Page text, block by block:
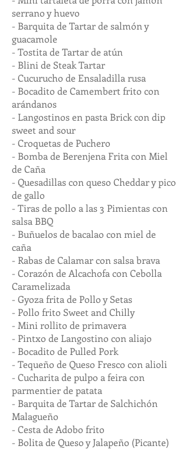
serrano y huevo
- Barquita de Tartar de salmón y
guacamole
- Tostita de Tartar de atún
- Blini de Steak Tartar
- Cucurucho de Ensaladilla rusa
- Bocadito de Camembert frito con
arándanos
- Langostinos en pasta Brick con dip
sweet and sour
- Croquetas de Puchero
- Bomba de Berenjena Frita con Miel
de Caña
- Quesadillas con queso Cheddar y pico
de gallo
- Tiras de pollo a las 3 Pimientas con
salsa BBQ
- Buñuelos de bacalao con miel de
caña
- Rabas de Calamar con salsa brava
- Corazón de Alcachofa con Cebolla
Caramelizada
- Gyoza frita de Pollo y Setas
- Pollo frito Sweet and Chilly
- Mini rollito de primavera
- Pintxo de Langostino con aliajo
- Bocadito de Pulled Pork
- Tequeño de Queso Fresco con alioli
- Cucharita de pulpo a feira con
parmentier de patata
- Barquita de Tartar de Salchichón
Malagueño
​- Cesta de Adobo frito
- Bolita de Queso y Jalapeño (Picante)